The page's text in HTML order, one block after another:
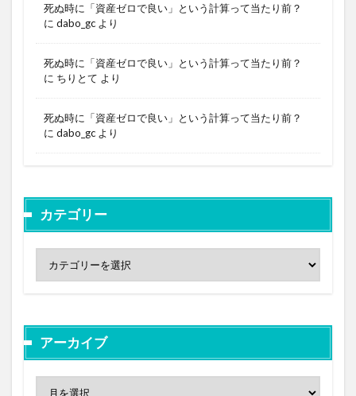
死ぬ時に「資産ゼロで良い」という計算って当たり前？
に dabo_gc より
死ぬ時に「資産ゼロで良い」という計算って当たり前？
に ちりとて より
死ぬ時に「資産ゼロで良い」という計算って当たり前？
に dabo_gc より
カテゴリー
アーカイブ